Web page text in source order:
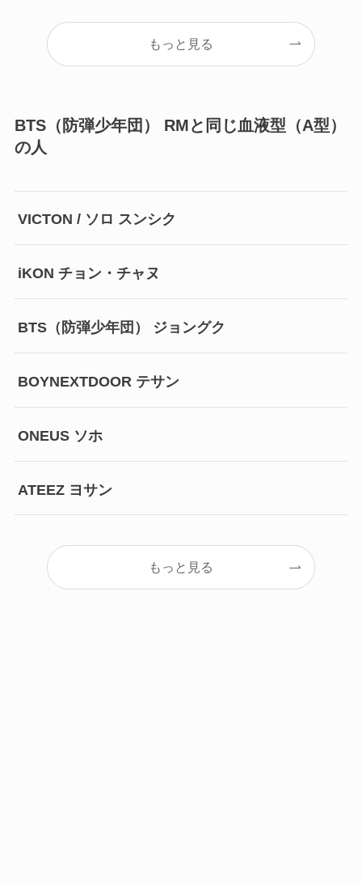
もっと見る
BTS（防弾少年団） RMと同じ血液型（A型）
の人
VICTON / ソロ スンシク
iKON チョン・チャヌ
BTS（防弾少年団） ジョングク
BOYNEXTDOOR テサン
ONEUS ソホ
ATEEZ ヨサン
もっと見る